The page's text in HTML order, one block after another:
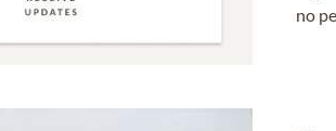
no